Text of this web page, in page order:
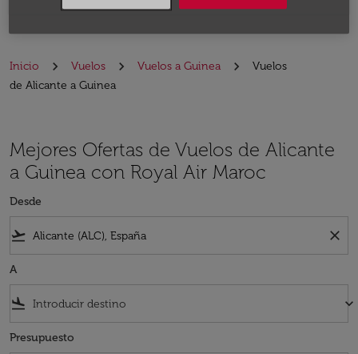
Inicio Vuelos Vuelos a Guinea
Vuelos
de Alicante a Guinea
Mejores Ofertas de Vuelos de Alicante
a Guinea con Royal Air Maroc
Desde
flight_takeoff close
A
flight_land keyboard_arrow_down
Presupuesto